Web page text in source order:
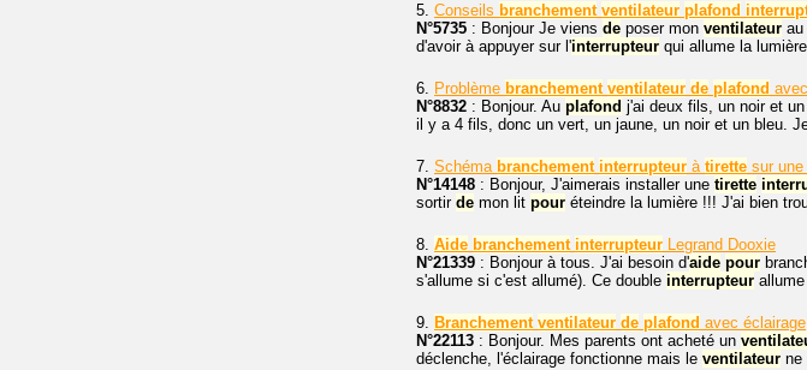
5. Conseils branchement ventilateur plafond
N°5735 : Bonjour Je viens de poser mon ventilateur au
d'avoir à appuyer sur l'interrupteur qui allume la lumière
6. Problème branchement ventilateur de plafond
N°8832 : Bonjour. Au plafond j'ai deux fils, un noir et
il y a 4 fils, donc un vert, un jaune, un noir et un bleu.
7. Schéma branchement interrupteur à tirette sur
N°14148 : Bonjour, J'aimerais installer une tirette
sortir de mon lit pour éteindre la lumière !!! J'ai bien
8. Aide branchement interrupteur Legrand Dooxie
N°21339 : Bonjour à tous. J'ai besoin d'aide pour
s'allume si c'est allumé). Ce double interrupteur
9. Branchement ventilateur de plafond avec éclairage
N°22113 : Bonjour. Mes parents ont acheté un
déclenche, l'éclairage fonctionne mais le ventilateur ne